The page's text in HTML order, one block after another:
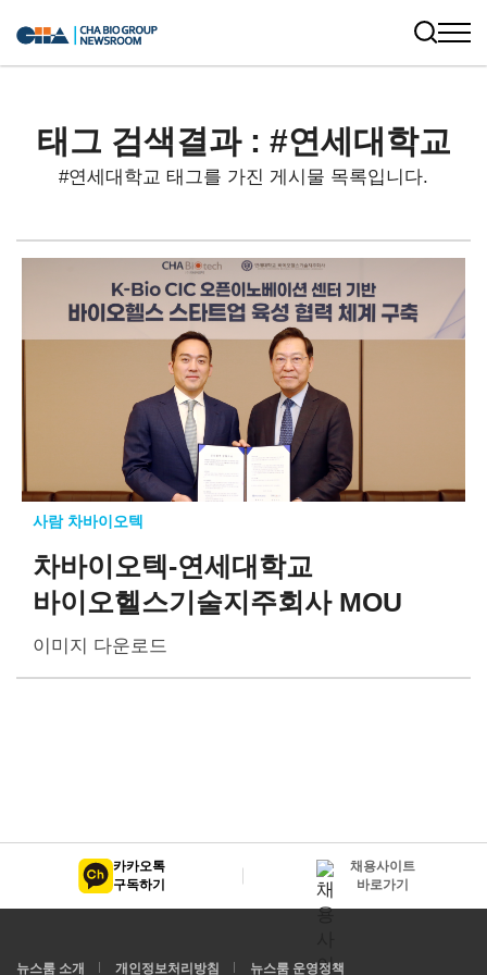
태그 검색결과 : #연세대학교
#연세대학교 태그를 가진 게시물 목록입니다.
사람 차바이오텍
차바이오텍-연세대학교
바이오헬스기술지주회사 MOU
이미지 다운로드
카카오톡
구독하기
채용사이트
바로가기
뉴스룸 소개 개인정보처리방침 뉴스룸 운영정책